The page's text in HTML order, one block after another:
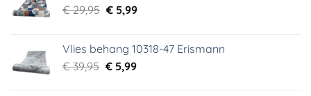
€29,95 Oorspronkelijke
€ 29,95.
€5,99Huidige
€ 5,99.
Vlies behang 10318-47 Erismann
€39,95 Oorspronkelijke
€5,99Huidige